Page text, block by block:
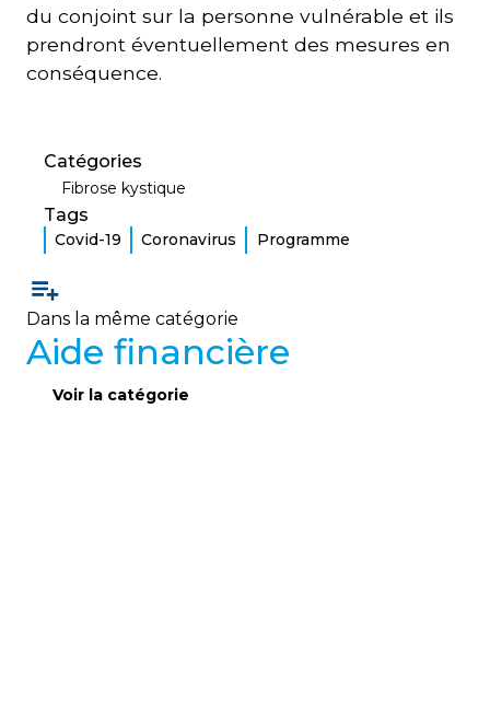
du conjoint sur la personne vulnérable et ils
prendront éventuellement des mesures en
conséquence.
Catégories
Fibrose kystique
Tags
Covid-19 Coronavirus Programme
Dans la même catégorie
Aide financière
Voir la catégorie